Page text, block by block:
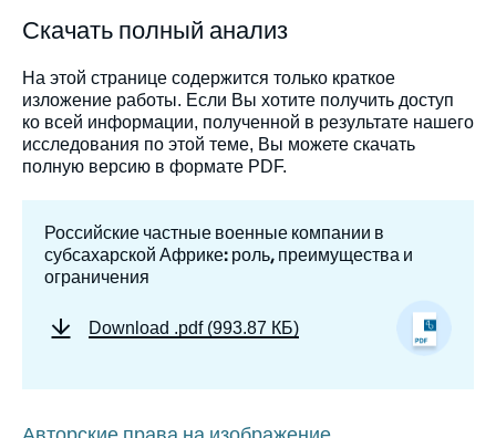
Скачать полный анализ
На этой странице содержится только краткое
изложение работы. Если Вы хотите получить доступ
ко всей информации, полученной в результате нашего
исследования по этой теме, Вы можете скачать
полную версию в формате PDF.
Российские частные военные компании в
субсахарской Африке: роль, преимущества и
ограничения
Download .pdf (993.87 КБ)